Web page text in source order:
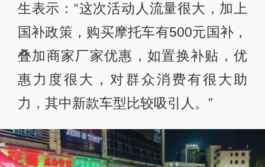
生表示：“这次活动人流量很大，加上
国补政策，购买摩托车有500元国补，
叠加商家厂家优惠，如置换补贴，优
惠力度很大，对群众消费有很大助
力，其中新款车型比较吸引人。”